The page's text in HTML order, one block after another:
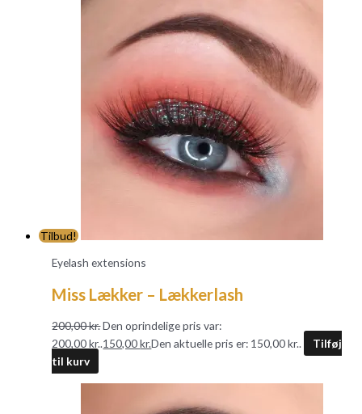
Tilbud!
Eyelash extensions
Miss Lækker – Lækkerlash
200,00kr.Den oprindelige pris var:
200,00 kr..150,00kr.Den aktuelle pris er: 150,00 kr..
Tilføj
til kurv